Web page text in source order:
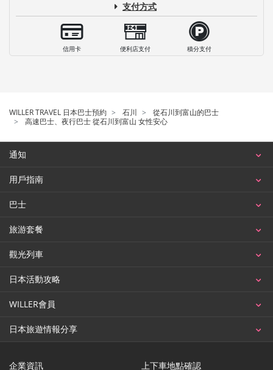
支付方式
信用卡 便利店支付 積分支付
WILLER TRAVEL 日本巴士預約 石川
從石川到富山的巴士
高速巴士、夜行巴士 從石川到富山 女性安心
通知
用戶指南
巴士
旅游套餐
觀光列車
日本活動攻略
WILLER會員
日本旅遊情報分享
企業資訊 上下車地點確認